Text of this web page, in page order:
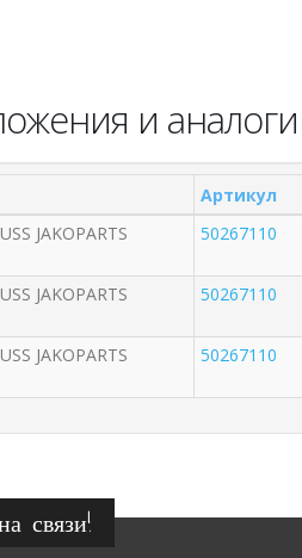
и
Артикул
JAKOPARTS
50267110
JAKOPARTS 50267110
JAKOPARTS 50267110
связи!